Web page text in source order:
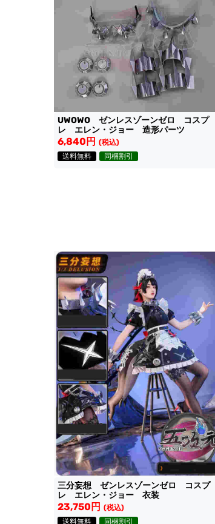
UWOWO ゼンレスゾーンゼロ コスプ
レ エレン・ジョー 造形パーツ
6,840円 (税込)
送料無料
同梱割引
三分妄想 ゼンレスゾーンゼロ コスプ
レ エレン・ジョー 衣装
23,750円 (税込)
送料無料
同梱割引